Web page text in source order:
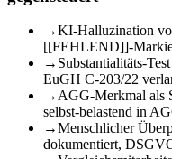
→KI-Halluzination
[[FEHLEND]]-
→ Substantialitäts-
EuGH C-203/22
→ AGG-Merkmal als
selbst-belastend in
→Menschlicher
dokumentiert,